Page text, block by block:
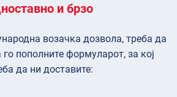
и брзо
возачка дозвола, треба да
пополните формуларот, за кој
да ни доставите: